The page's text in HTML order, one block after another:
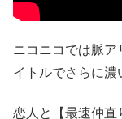
ニコニコでは脈ア
イトルでさらに濃
恋人と【最速仲直